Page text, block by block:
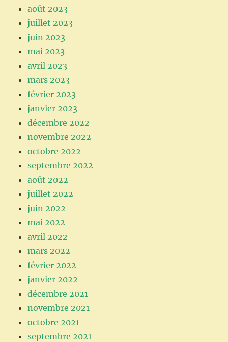
août 2023
juillet 2023
juin 2023
mai 2023
avril 2023
mars 2023
février 2023
janvier 2023
décembre 2022
novembre 2022
octobre 2022
septembre 2022
août 2022
juillet 2022
juin 2022
mai 2022
avril 2022
mars 2022
février 2022
janvier 2022
décembre 2021
novembre 2021
octobre 2021
septembre 2021